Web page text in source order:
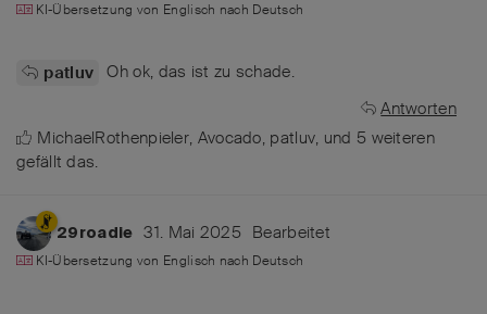
KI-Übersetzung von Englisch nach Deutsch
patluv Oh ok, das ist zu schade.
Antworten
MichaelRothenpieler, Avocado, patluv, und 5 weiteren
gefällt das.
29roadie 31. Mai 2025 Bearbeitet
KI-Übersetzung von Englisch nach Deutsch